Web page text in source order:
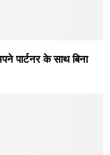
पार्टनर के साथ बिना